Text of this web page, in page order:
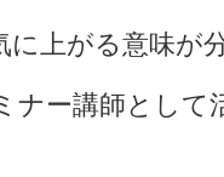
に上がる意味が
ナー講師として